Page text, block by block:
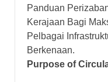
Panduan
Kerajaan Bagi
Pelbagai
Berkenaan.
Purpose of